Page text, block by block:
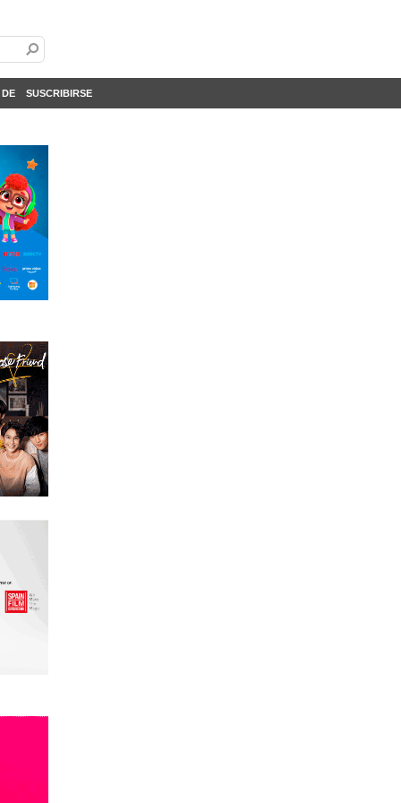
SUSCRIBIRSE